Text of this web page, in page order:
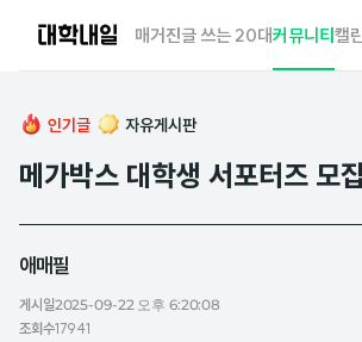
매거진글 쓰는 20대커뮤니티캘
인기글 자유게시판
메가박스 대학생 서포터즈 모집
애매필
게시일2025-09-22 오후 6:20:08
조회수17941